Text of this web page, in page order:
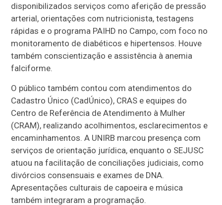
disponibilizados serviços como aferição de pressão
arterial, orientações com nutricionista, testagens
rápidas e o programa PAIHD no Campo, com foco no
monitoramento de diabéticos e hipertensos. Houve
também conscientização e assistência à anemia
falciforme.
O público também contou com atendimentos do
Cadastro Único (CadÚnico), CRAS e equipes do
Centro de Referência de Atendimento à Mulher
(CRAM), realizando acolhimentos, esclarecimentos e
encaminhamentos. A UNIRB marcou presença com
serviços de orientação jurídica, enquanto o SEJUSC
atuou na facilitação de conciliações judiciais, como
divórcios consensuais e exames de DNA.
Apresentações culturais de capoeira e música
também integraram a programação.